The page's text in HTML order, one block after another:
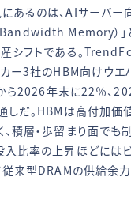
あるのは、AIサーバー
Bandwidth Memory）
シフトである。
ー3社のHBM向けウエ
ら2026年末に22％、
しだ。HBMは高付加価
積層・歩留まり面でも
入比率の上昇ほどには
従来型DRAMの供給余